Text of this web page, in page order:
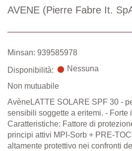
AVENE (Pierre Fabre It.
Minsan: 939585978
Disponibilità: Nessuna
Non mutuabile
AvèneLATTE SOLARE SPF 30 -
sensibili soggette a eritemi. - Forte
Caratteristiche: Fattore di
principi attivi MPI-Sorb + PRE-
altamente protettivo nei confronti